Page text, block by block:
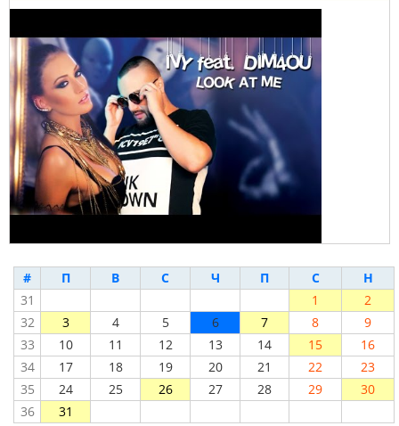
# П В С Ч П С
Н
31
1
2
32
3 4 5 6 7 8
9
33
10 11 12 13 14 15
16
34
17 18 19 20 21 22
23
35
24 25 26 27 28 29
30
36
31